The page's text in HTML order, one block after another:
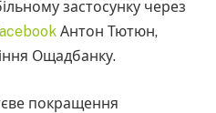
застосунку через
Антон Тютюн,
Ощадбанку.
покращення